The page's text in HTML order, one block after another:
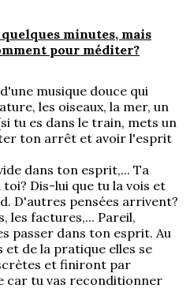
minutes, mais
pour méditer?
musique douce qui
les oiseaux, la mer, un
tu es dans le train, mets un
ton arrêt et avoir l'esprit
dans ton esprit,... Ta
Dis-lui que tu la vois et
D'autres pensées arrivent?
les factures,... Pareil,
passer dans ton esprit. Au
de la pratique elles se
et finiront par
car tu vas reconditionner